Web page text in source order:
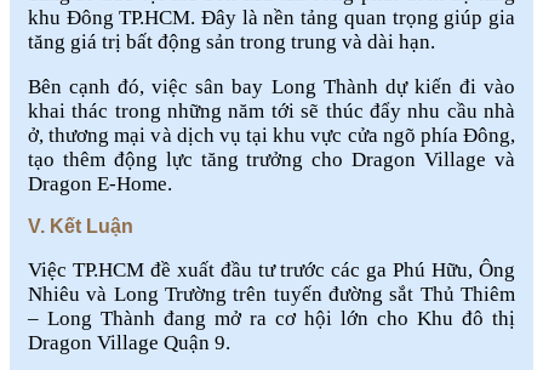
khu Đông TP.HCM. Đây là nền tảng quan trọng giúp gia
tăng giá trị bất động sản trong trung và dài hạn.
Bên cạnh đó, việc sân bay Long Thành dự kiến đi vào
khai thác trong những năm tới sẽ thúc đẩy nhu cầu nhà
ở, thương mại và dịch vụ tại khu vực cửa ngõ phía Đông,
tạo thêm động lực tăng trưởng cho Dragon Village và
Dragon E-Home.
V. Kết Luận
Việc TP.HCM đề xuất đầu tư trước các ga Phú Hữu, Ông
Nhiêu và Long Trường trên tuyến đường sắt Thủ Thiêm
– Long Thành đang mở ra cơ hội lớn cho Khu đô thị
Dragon Village Quận 9.